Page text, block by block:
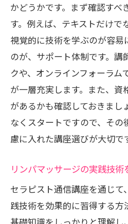
かどうかです。まず確認すべ
す。例えば、テキストだけで
視覚的に技術を学ぶのが容易
のが、サポート体制です。講
クや、オンラインフォーラム
が一層充実します。また、
があるかも確認しておきまし
なくスタートですので、そ
慮に入れた講座選びが大切で
リンパマッサージの実践技
セラピスト通信講座を通じ
践技術を効果的に習得する方